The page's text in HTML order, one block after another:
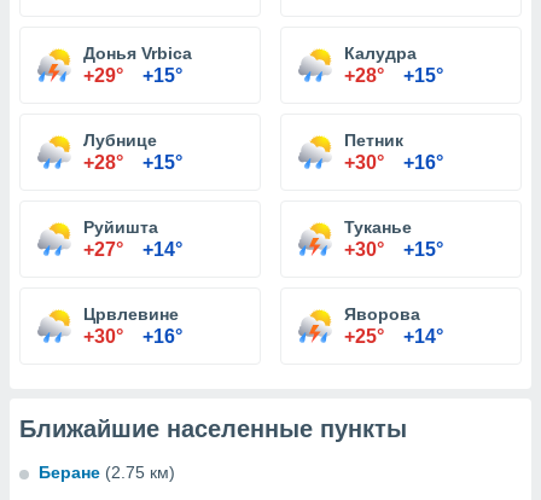
Донья Vrbica
+29° +15°
Калудра
+28° +15°
Лубнице
+28° +15°
Петник
+30° +16°
Руйишта
+27° +14°
Туканье
+30° +15°
Црвлевине
+30° +16°
Яворова
+25° +14°
Ближайшие населенные пункты
Беране (2.75 км)